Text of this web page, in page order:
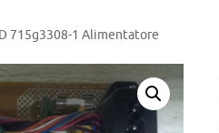
715g3308-1 Alimentatore